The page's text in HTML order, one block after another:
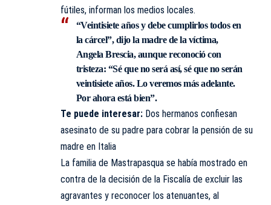
fútiles, informan los medios locales.
“Veintisiete años y debe cumplirlos todos en
la cárcel”, dijo la madre de la víctima,
Angela Brescia, aunque reconoció con
tristeza: “Sé que no será así, sé que no serán
veintisiete años. Lo veremos más adelante.
Por ahora está bien”.
Te puede interesar: Dos hermanos confiesan
asesinato de su padre para cobrar la pensión de su
madre en Italia
La familia de Mastrapasqua se había mostrado en
contra de la decisión de la Fiscalía de excluir las
agravantes y reconocer los atenuantes, al